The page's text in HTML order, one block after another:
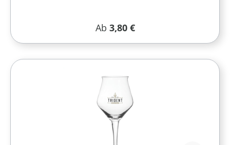
Regulärer Preis:
Ab 3,80 €